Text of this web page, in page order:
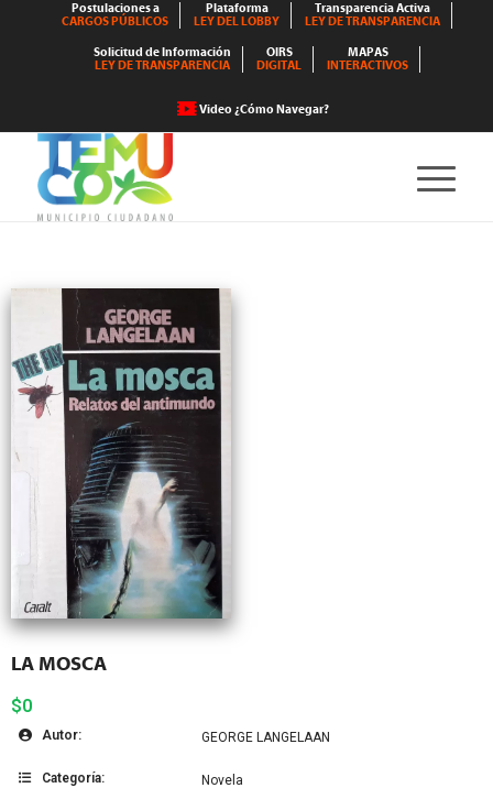
Postulaciones a
CARGOS PÚBLICOS
Plataforma
LEY DEL LOBBY
Transparencia Activa
LEY DE TRANSPARENCIA
Solicitud de Información
LEY DE TRANSPARENCIA
OIRS
DIGITAL
MAPAS
INTERACTIVOS
Video ¿Cómo Navegar?
LA MOSCA
$0
Autor: GEORGE LANGELAAN
Categoría: Novela